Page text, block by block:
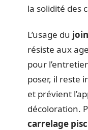
la solidité des
L’usage du
résiste aux
pour
poser, il reste
et prévient
décoloration.
carrelage